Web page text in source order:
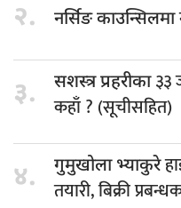
२. नर्सिङ काउन्सिलमा
३. सशस्त्र प्रहरीका३३
कहाँ ? (सूचीसहित)
४. गुमुखोला भ्याकुरे
तयारी, बिक्री